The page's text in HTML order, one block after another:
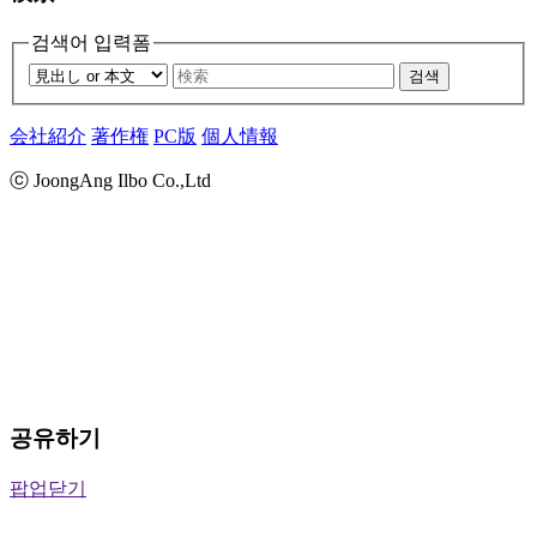
검색어 입력폼
검색
会社紹介 著作権 PC版 個人情報
ⓒ JoongAng Ilbo Co.,Ltd
공유하기
팝업닫기